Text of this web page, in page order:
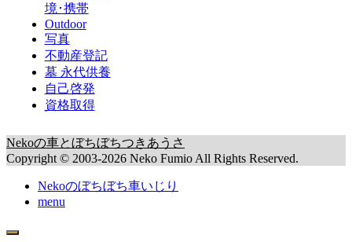
境･携帯
Outdoor
写真
不動産登記
墓 永代供養
自己啓発
資格取得
Nekoの車とぼちぼちつきあうさ
Copyright © 2003-2026 Neko Fumio All Rights Reserved.
Nekoのぼちぼち車いじり
menu